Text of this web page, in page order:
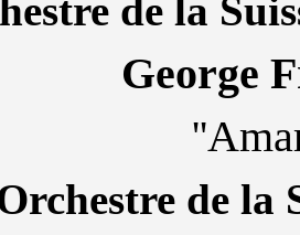
de la
George
de la